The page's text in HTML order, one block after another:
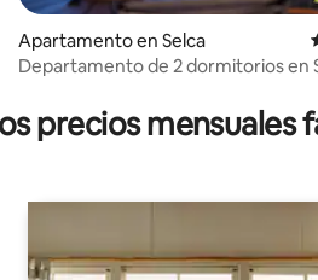
promedio: 5 de 5, 3 reseñas
Apartamento en Selca
Departamento de 2 dormitorios en
precios mensuales